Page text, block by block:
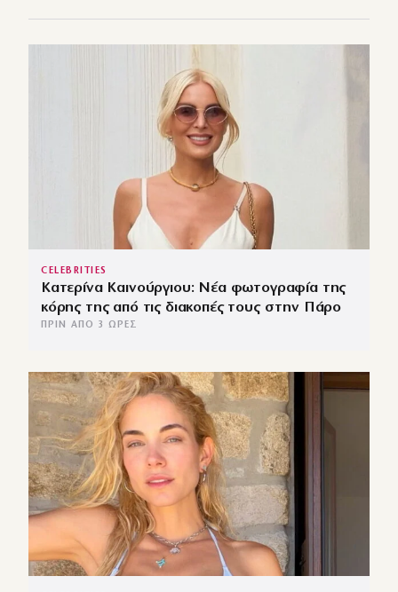
CELEBRITIES
Κατερίνα Καινούργιου: Νέα φωτογραφία της
κόρης της από τις διακοπές τους στην Πάρο
ΠΡΙΝ ΑΠΌ 3 ΏΡΕΣ